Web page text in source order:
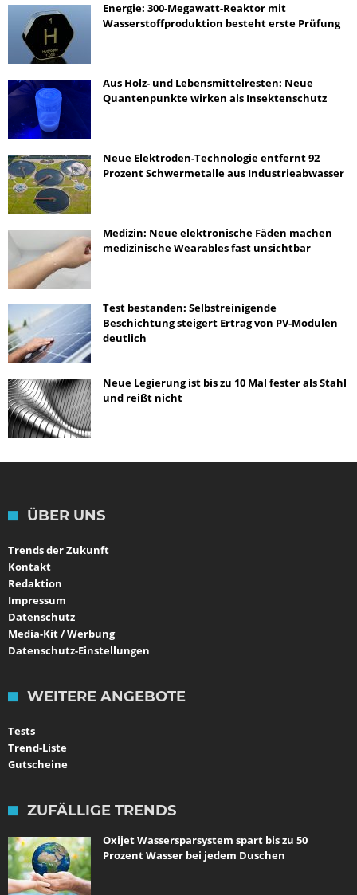
Energie: 300-Megawatt-Reaktor mit
Wasserstoffproduktion besteht erste Prüfung
Aus Holz- und Lebensmittelresten: Neue
Quantenpunkte wirken als Insektenschutz
Neue Elektroden-Technologie entfernt 92
Prozent Schwermetalle aus Industrieabwasser
Medizin: Neue elektronische Fäden machen
medizinische Wearables fast unsichtbar
Test bestanden: Selbstreinigende
Beschichtung steigert Ertrag von PV-Modulen
deutlich
Neue Legierung ist bis zu 10 Mal fester als Stahl
und reißt nicht
ÜBER UNS
Trends der Zukunft
Kontakt
Redaktion
Impressum
Datenschutz
Media-Kit / Werbung
Datenschutz-Einstellungen
WEITERE ANGEBOTE
Tests
Trend-Liste
Gutscheine
ZUFÄLLIGE TRENDS
Oxijet Wassersparsystem spart bis zu 50
Prozent Wasser bei jedem Duschen